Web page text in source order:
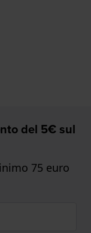
del 5€ sul
75 euro